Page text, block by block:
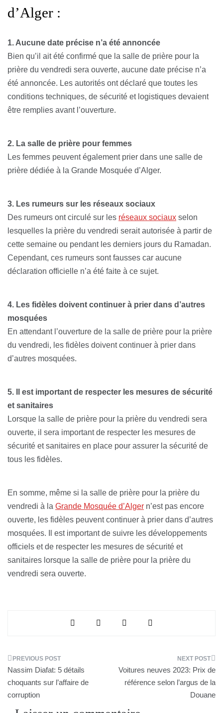
d’Alger :
1. Aucune date précise n’a été annoncée
Bien qu’il ait été confirmé que la salle de prière pour la
prière du vendredi sera ouverte, aucune date précise n’a
été annoncée. Les autorités ont déclaré que toutes les
conditions techniques, de sécurité et logistiques devaient
être remplies avant l’ouverture.
2. La salle de prière pour femmes
Les femmes peuvent également prier dans une salle de
prière dédiée à la Grande Mosquée d’Alger.
3. Les rumeurs sur les réseaux sociaux
Des rumeurs ont circulé sur les réseaux sociaux selon
lesquelles la prière du vendredi serait autorisée à partir de
cette semaine ou pendant les derniers jours du Ramadan.
Cependant, ces rumeurs sont fausses car aucune
déclaration officielle n’a été faite à ce sujet.
4. Les fidèles doivent continuer à prier dans d’autres
mosquées
En attendant l’ouverture de la salle de prière pour la prière
du vendredi, les fidèles doivent continuer à prier dans
d’autres mosquées.
5. Il est important de respecter les mesures de sécurité
et sanitaires
Lorsque la salle de prière pour la prière du vendredi sera
ouverte, il sera important de respecter les mesures de
sécurité et sanitaires en place pour assurer la sécurité de
tous les fidèles.
En somme, même si la salle de prière pour la prière du
vendredi à la Grande Mosquée d’Alger n’est pas encore
ouverte, les fidèles peuvent continuer à prier dans d’autres
mosquées. Il est important de suivre les développements
officiels et de respecter les mesures de sécurité et
sanitaires lorsque la salle de prière pour la prière du
vendredi sera ouverte.
Navigation
de
l’article
Nassim Diafat: 5 détails
choquants sur l’affaire de
corruption
Voitures neuves 2023: Prix de
référence selon l’argus de la
Douane